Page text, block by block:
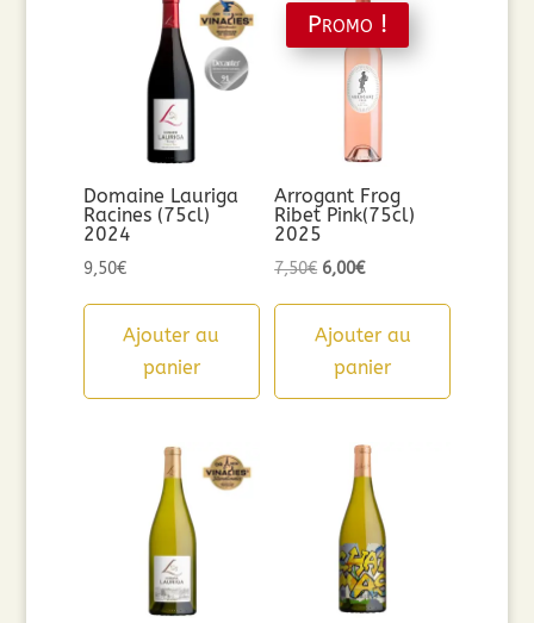
Domaine Lauriga
Racines (75cl)
2024
9,50€
Ajouter au
panier
Promo !
Arrogant Frog
Ribet Pink(75cl)
2025
7,50€ Le
initial
était :
6,00€Le
actuel
est :
Ajouter au
panier